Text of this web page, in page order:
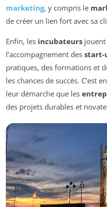
marketing, y compris le
de créer un lien fort avec sa
Enfin, les incubateurs
l’accompagnement des start-
pratiques, des formations et
les chances de succès. C’est
leur démarche que les
des projets durables et